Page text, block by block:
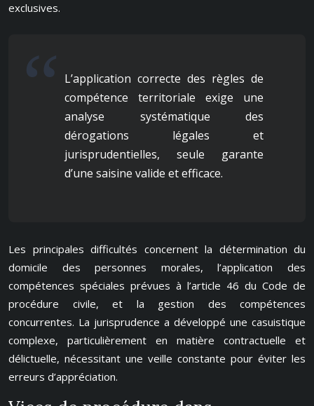
exclusives.
L’application correcte des règles de
compétence territoriale exige une
analyse systématique des
dérogations légales et
jurisprudentielles, seule garante
d’une saisine valide et efficace.
Les principales difficultés concernent la détermination du
domicile des personnes morales, l’application des
compétences spéciales prévues à l’article 46 du Code de
procédure civile, et la gestion des compétences
concurrentes. La jurisprudence a développé une casuistique
complexe, particulièrement en matière contractuelle et
délictuelle, nécessitant une veille constante pour éviter les
erreurs d’appréciation.